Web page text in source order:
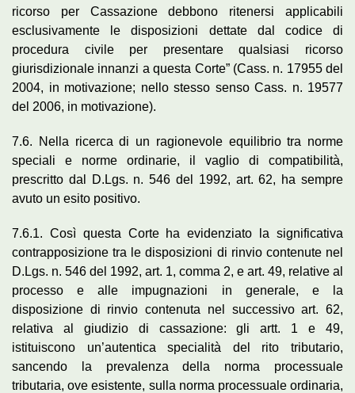
ricorso per Cassazione debbono ritenersi applicabili
esclusivamente le disposizioni dettate dal codice di
procedura civile per presentare qualsiasi ricorso
giurisdizionale innanzi a questa Corte” (Cass. n. 17955 del
2004, in motivazione; nello stesso senso Cass. n. 19577
del 2006, in motivazione).
7.6. Nella ricerca di un ragionevole equilibrio tra norme
speciali e norme ordinarie, il vaglio di compatibilità,
prescritto dal D.Lgs. n. 546 del 1992, art. 62, ha sempre
avuto un esito positivo.
7.6.1. Così questa Corte ha evidenziato la significativa
contrapposizione tra le disposizioni di rinvio contenute nel
D.Lgs. n. 546 del 1992, art. 1, comma 2, e art. 49, relative al
processo e alle impugnazioni in generale, e la
disposizione di rinvio contenuta nel successivo art. 62,
relativa al giudizio di cassazione: gli artt. 1 e 49,
istituiscono un’autentica specialità del rito tributario,
sancendo la prevalenza della norma processuale
tributaria, ove esistente, sulla norma processuale ordinaria,